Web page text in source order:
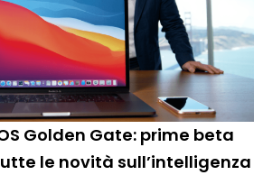
Golden Gate: prime beta
le novità sull’intelligenza